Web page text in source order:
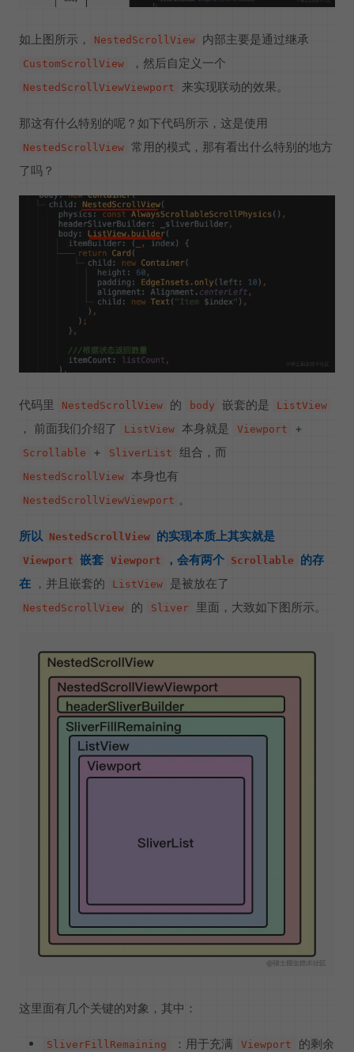
如上图所示， NestedScrollView 内部主要是通过继承
CustomScrollView ，然后自定义一个
NestedScrollViewViewport 来实现联动的效果。
那这有什么特别的呢？如下代码所示，这是使用
NestedScrollView 常用的模式，那有看出什么特别的地方
了吗？
代码里 NestedScrollView 的 body 嵌套的是 ListView
， 前面我们介绍了 ListView 本身就是 Viewport +
Scrollable + SliverList 组合，而
NestedScrollView 本身也有
NestedScrollViewViewport 。
所以 NestedScrollView 的实现本质上其实就是
Viewport 嵌套 Viewport ，会有两个 Scrollable
的存
在 ，并且嵌套的 ListView 是被放在了
NestedScrollView 的 Sliver 里面，大致如下图所示。
这里面有几个关键的对象，其中：
SliverFillRemaining ：用于充满 Viewport 的剩余